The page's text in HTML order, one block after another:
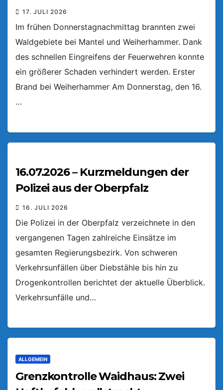
17. JULI 2026
Im frühen Donnerstagnachmittag brannten zwei
Waldgebiete bei Mantel und Weiherhammer. Dank
des schnellen Eingreifens der Feuerwehren konnte
ein größerer Schaden verhindert werden. Erster
Brand bei Weiherhammer Am Donnerstag, den 16.
…
16.07.2026 – Kurzmeldungen der
Polizei aus der Oberpfalz
16. JULI 2026
Die Polizei in der Oberpfalz verzeichnete in den
vergangenen Tagen zahlreiche Einsätze im
gesamten Regierungsbezirk. Von schweren
Verkehrsunfällen über Diebstähle bis hin zu
Drogenkontrollen berichtet der aktuelle Überblick.
Verkehrsunfälle und…
ALLGEMEIN
Grenzkontrolle Waidhaus: Zwei